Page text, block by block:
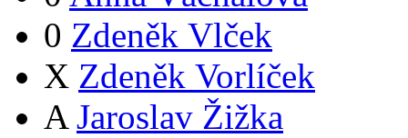
0 Zdeněk Vlček
X Zdeněk Vorlíček
A Jaroslav Žižka